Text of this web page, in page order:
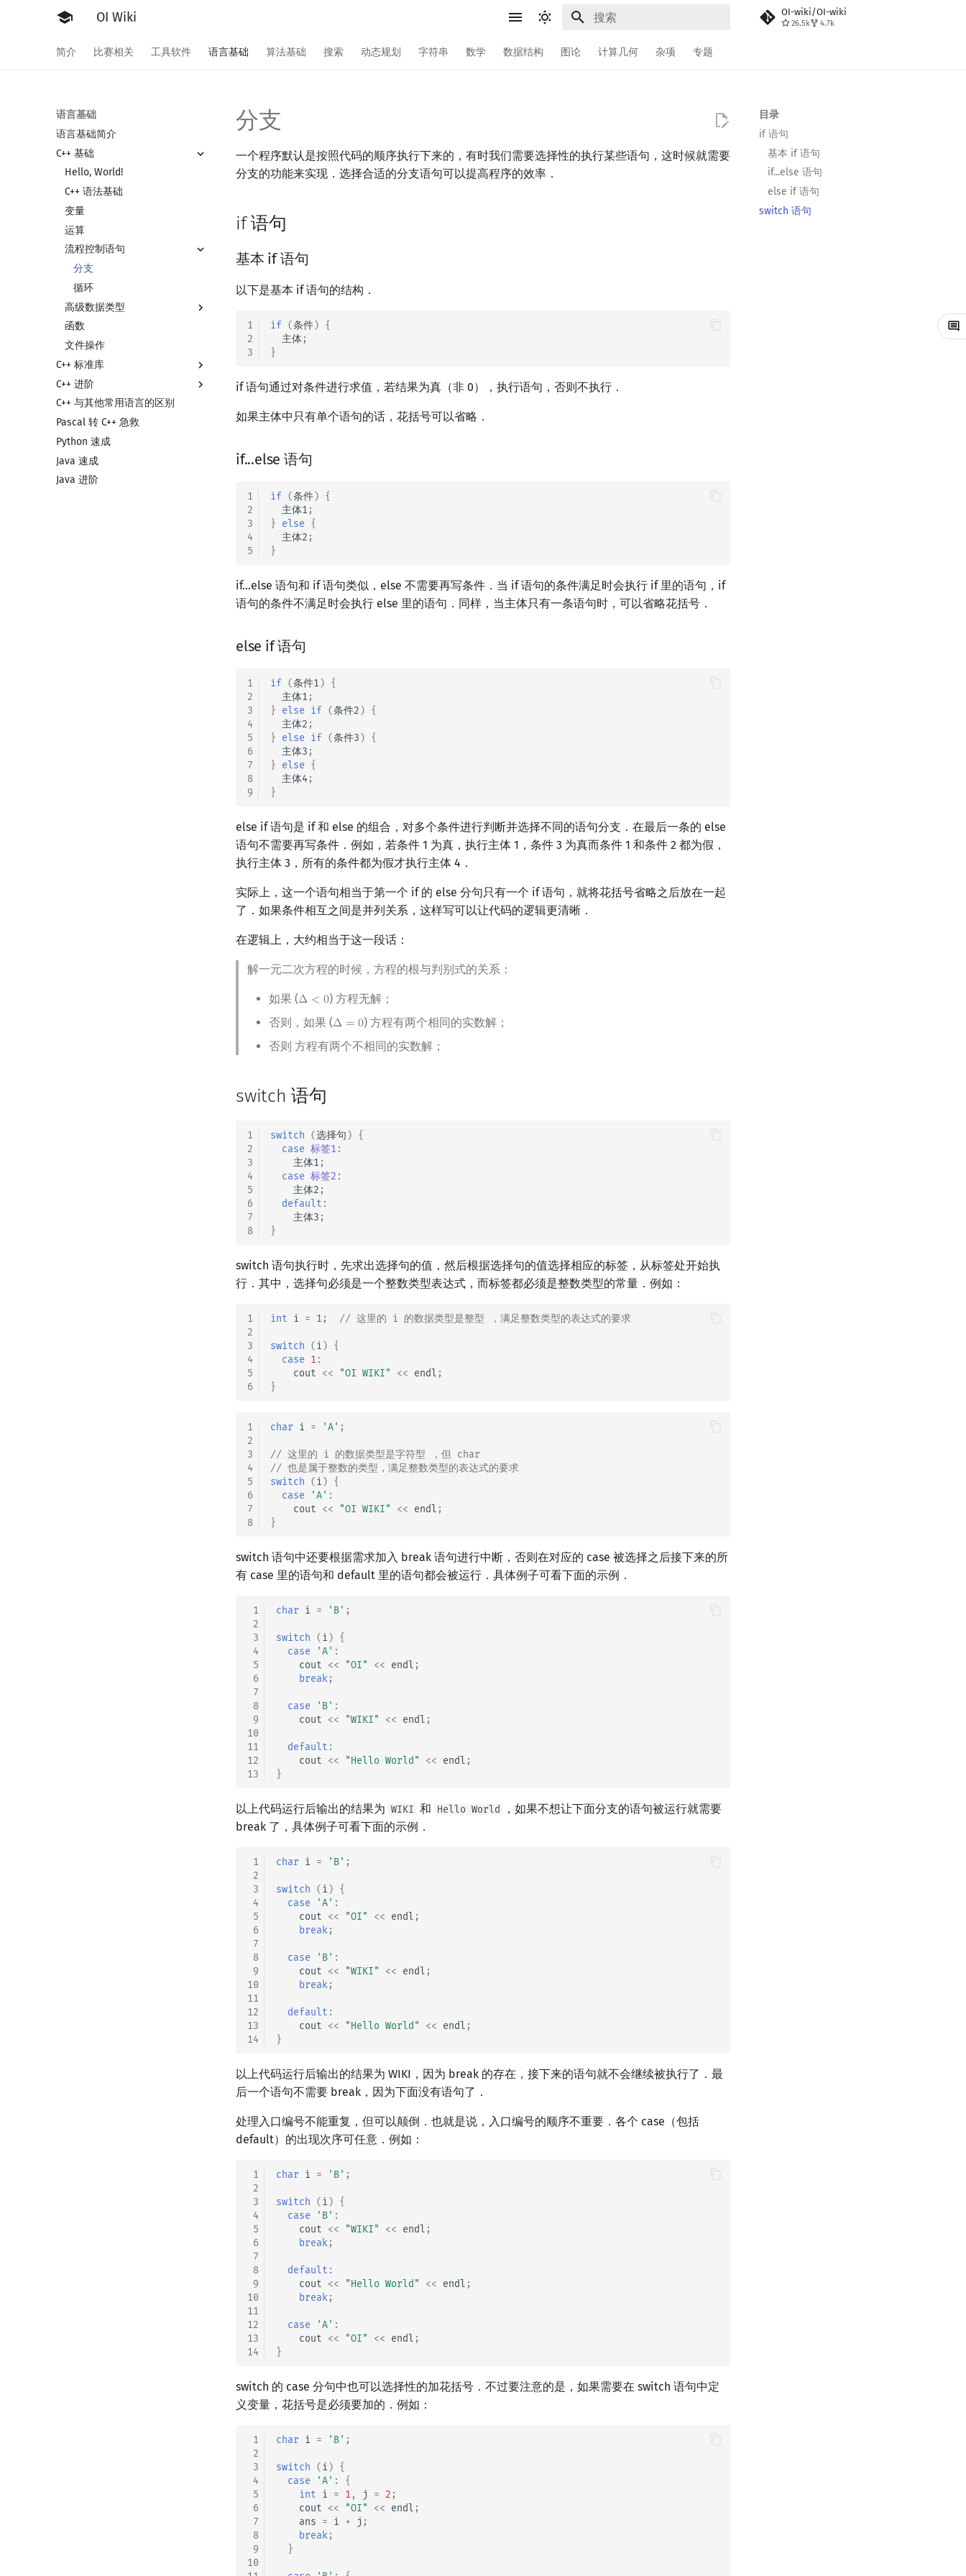
OI Wiki OI-wiki/OI-wiki
26.5k 4.7k
简介 比赛相关 工具软件 语言基础 算法基础 搜索 动态规划 字符串 数学 数据结构 图论 计算几何 杂项 专题
语言基础
语言基础简介
C++ 基础
Hello, World!
C++ 语法基础
变量
运算
流程控制语句
分支
循环
高级数据类型
数组
结构体
联合体
指针
函数
文件操作
C++ 标准库
C++ 标准库简介
STL 容器
STL 容器简介
迭代器
序列式容器
关联式容器
STL 算法
bitset
string
pair
C++ 进阶
类
命名空间
值类别
重载运算符
引用
C++ 与其他常用语言的区别
Pascal 转 C++ 急救
Python 速成
Java 速成
Java 进阶
目录
if 语句
基本 if 语句
if...else 语句
else if 语句
switch 语句
分支
一个程序默认是按照代码的顺序执行下来的，有时我们需要选择性的执行某些语句，这时候就需要
分支的功能来实现．选择合适的分支语句可以提高程序的效率．
if 语句
基本 if 语句
以下是基本 if 语句的结构．
1
2
3
if (条件) {
主体;
}
if 语句通过对条件进行求值，若结果为真（非 0），执行语句，否则不执行．
如果主体中只有单个语句的话，花括号可以省略．
if...else 语句
1
2
3
4
5
if (条件) {
主体1 ;
} else {
主体2 ;
}
if...else 语句和 if 语句类似，else 不需要再写条件．当 if 语句的条件满足时会执行 if 里的语句，if
语句的条件不满足时会执行 else 里的语句．同样，当主体只有一条语句时，可以省略花括号．
else if 语句
1
2
3
4
5
6
7
8
9
if (条件1) {
主体1 ;
} else if (条件2) {
主体2 ;
} else if (条件3) {
主体3 ;
} else {
主体4;
}
else if 语句是 if 和 else 的组合，对多个条件进行判断并选择不同的语句分支．在最后一条的 else
语句不需要再写条件．例如，若条件 1 为真，执行主体 1，条件 3 为真而条件 1 和条件 2 都为假，
执行主体 3，所有的条件都为假才执行主体 4．
实际上，这一个语句相当于第一个 if 的 else 分句只有一个 if 语句，就将花括号省略之后放在一起
了．如果条件相互之间是并列关系，这样写可以让代码的逻辑更清晰．
在逻辑上，大约相当于这一段话：
解一元二次方程的时候，方程的根与判别式的关系：
如果 (Δ < 0
Δ< 0
) 方程无解；
否则，如果 (Δ = 0
Δ= 0
) 方程有两个相同的实数解；
否则 方程有两个不相同的实数解；
switch 语句
1
2
3
4
5
6
7
8
switch (选择句) {
case 标签1 :
主体1 ;
case 标签2 :
主体2 ;
default :
主体3 ;
}
switch 语句执行时，先求出选择句的值，然后根据选择句的值选择相应的标签，从标签处开始执
行．其中，选择句必须是一个整数类型表达式，而标签都必须是整数类型的常量．例如：
1
2
3
4
5
6
int i = 1 ; // 这里的 i 的数据类型是整型 ，满足整数类型的表达式的要求
switch (i) {
case 1 :
cout << "OI WIKI" << endl ;
}
1
2
3
4
5
6
7
8
char i = 'A' ;
// 这里的 i 的数据类型是字符型 ，但 char
// 也是属于整数的类型，满足整数类型的表达式的要求
switch (i) {
case
'A' :
cout << "OI WIKI" << endl ;
}
switch 语句中还要根据需求加入 break 语句进行中断，否则在对应的 case 被选择之后接下来的所
有 case 里的语句和 default 里的语句都会被运行．具体例子可看下面的示例．
1
2
3
4
5
6
7
8
9
10
11
12
13
char i = 'B' ;
switch (i) {
case
'A' :
cout << "OI" << endl ;
break;
case 'B' :
cout << "WIKI" << endl ;
default :
cout << "Hello World" << endl ;
}
以上代码运行后输出的结果为 WIKI 和 Hello World
，如果不想让下面分支的语句被运行就需要
break 了，具体例子可看下面的示例．
1
2
3
4
5
6
7
8
9
10
11
12
13
14
char i = 'B' ;
switch (i) {
case
'A' :
cout << "OI" << endl ;
break;
case 'B' :
cout << "WIKI" << endl ;
break;
default :
cout << "Hello World" << endl ;
}
以上代码运行后输出的结果为 WIKI，因为 break 的存在，接下来的语句就不会继续被执行了．最
后一个语句不需要 break，因为下面没有语句了．
处理入口编号不能重复，但可以颠倒．也就是说，入口编号的顺序不重要．各个 case（包括
default）的出现次序可任意．例如：
1
2
3
4
5
6
7
8
9
10
11
12
13
14
char i = 'B' ;
switch (i) {
case
'B' :
cout << "WIKI" << endl ;
break;
default :
cout << "Hello World" << endl ;
break;
case 'A' :
cout << "OI" << endl ;
}
switch 的 case 分句中也可以选择性的加花括号．不过要注意的是，如果需要在 switch 语句中定
义变量，花括号是必须要加的．例如：
1
2
3
4
5
6
7
8
9
10
char i = 'B' ;
switch (i) {
case
'A' :
{
int i = 1 , j = 2 ;
cout << "OI" << endl ;
ans = i + j ;
break;
}